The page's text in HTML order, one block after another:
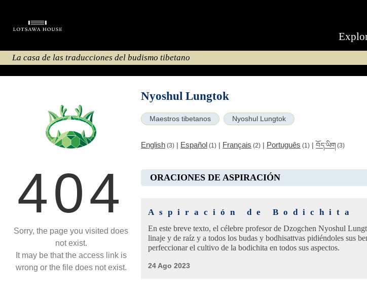
La casa de las traducciones del budismo tibetano
404
Sorry, the page you visited does
not exist.
It may be that the access link is
wrong or the file does not exist.
Nyoshul Lungtok
Maestros tibetanos Nyoshul Lungtok
English (3) | Español (1) | Français (2) | Português (1) | བོད་ཡིག (3)
ORACIONES DE ASPIRACIÓN
Aspiración de Bodichita
En este breve texto, el célebre profesor de Dzogchen Nyoshul
linaje y de raíz y a todos los budas y bodhisattvas pidiéndoles sus
perfeccionar el cultivo de la bodichita en todos sus aspectos.
24 Ago 2023